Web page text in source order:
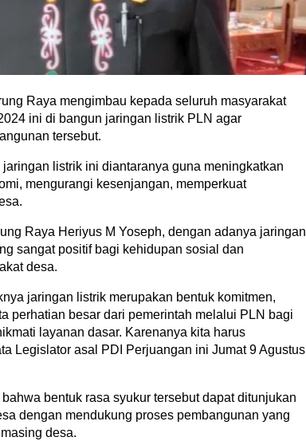
Raya mengimbau kepada seluruh masyarakat
ini di bangun jaringan listrik PLN agar
tersebut.
listrik ini diantaranya guna meningkatkan
mengurangi kesenjangan, memperkuat
Raya Heriyus M Yoseph, dengan adanya jaringan
sangat positif bagi kehidupan sosial dan
desa.
jaringan listrik merupakan bentuk komitmen,
perhatian besar dari pemerintah melalui PLN bagi
layanan dasar. Karenanya kita harus
Legislator asal PDI Perjuangan ini Jumat 9 Agustus
bentuk rasa syukur tersebut dapat ditunjukan
dengan mendukung proses pembangunan yang
desa.